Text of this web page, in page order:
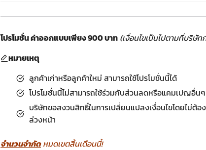
โปรโมชั่น ค่าออกแบบเพียง 900 บาท (เงื่อนไขเป็นไปตามที่บริษั
หมายเหตุ
ลูกค้าเก่าหรือลูกค้าใหม่ สามารถใช้โปรโมชั่นนี้ได้
โปรโมชั่นนี้ไม่สามารถใช้ร่วมกับส่วนลดหรือแคมเปญอื่น
บริษัทขอสงวนสิทธิ์ในการเปลี่ยนแปลงเงื่อนไขโดยไม่ต้อ
ล่วงหน้า
จำนวนจำกัดหมดเขตสิ้นเดือนนี้!